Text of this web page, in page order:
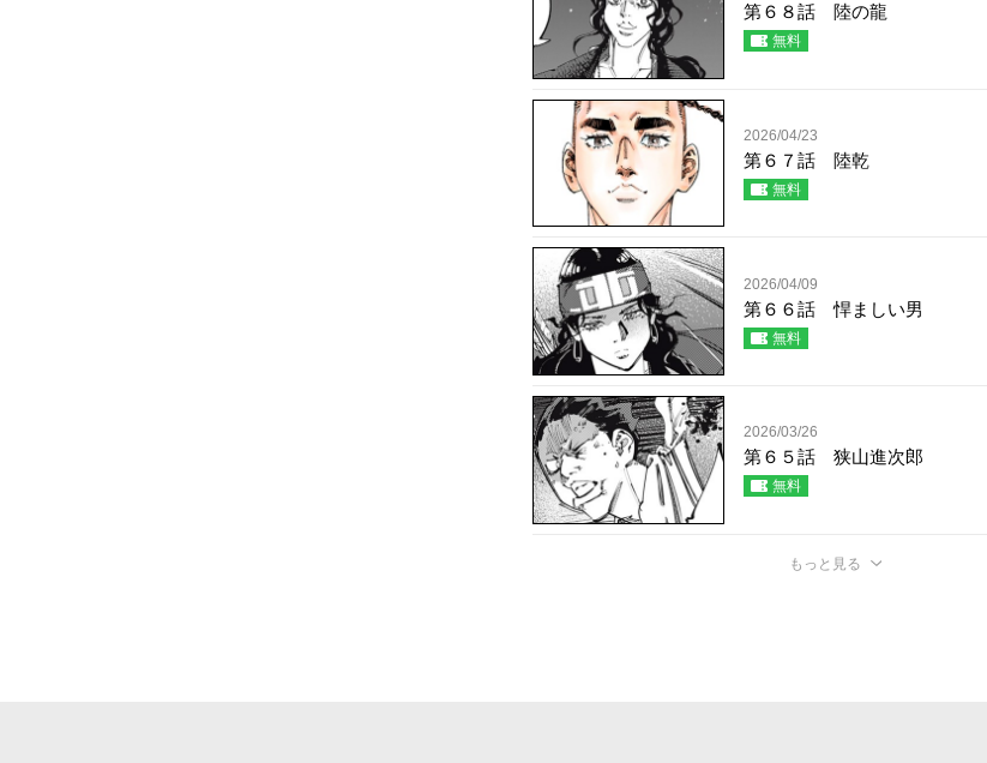
第６８話 陸の龍
無料
2026/04/23
第６７話 陸乾
無料
2026/04/09
第６６話 悍ましい男
無料
2026/03/26
第６５話 狭山進次郎
無料
もっと見る